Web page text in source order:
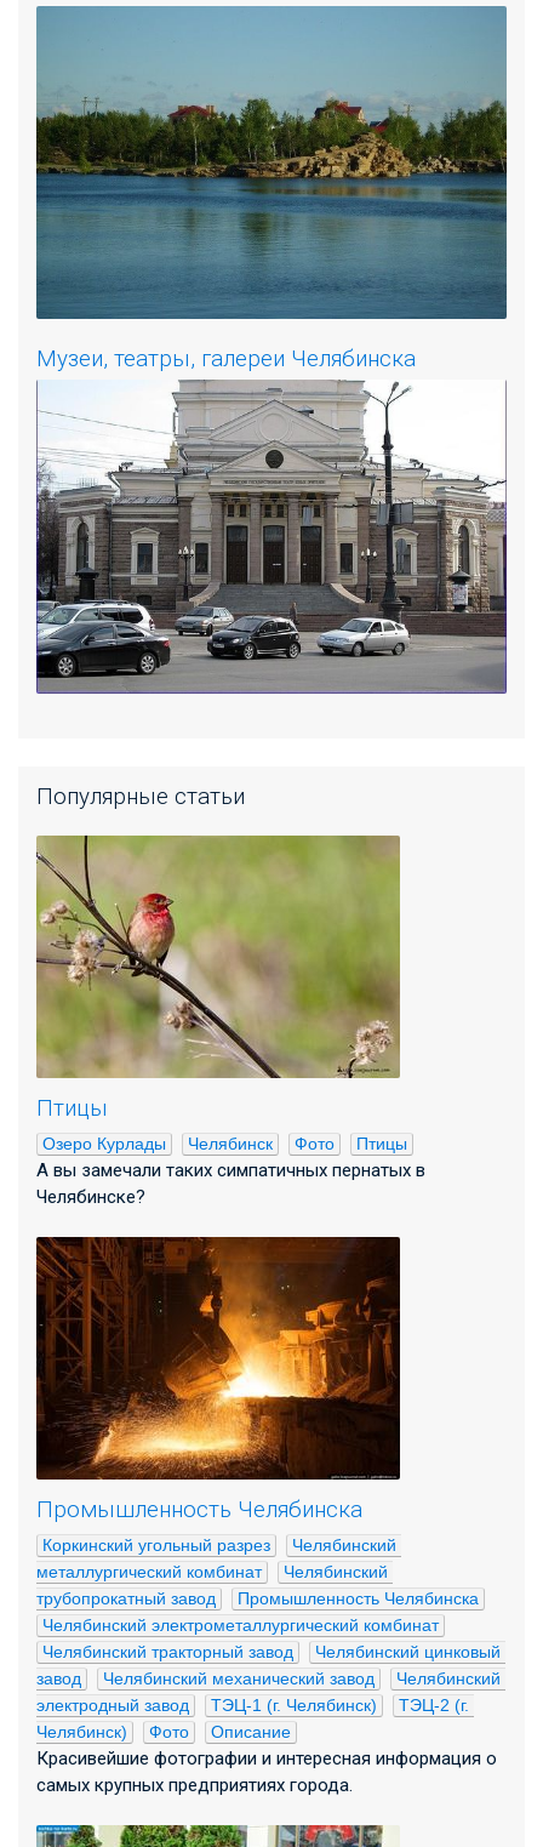
Музеи, театры, галереи Челябинска
Популярные статьи
Птицы
Озеро Курлады Челябинск Фото Птицы
А вы замечали таких симпатичных пернатых в
Челябинске?
Промышленность Челябинска
Коркинский угольный разрез
Челябинский
металлургический комбинат
Челябинский
трубопрокатный завод
Промышленность Челябинска
Челябинский электрометаллургический комбинат
Челябинский тракторный завод
Челябинский цинковый
завод
Челябинский механический завод
Челябинский
электродный завод
ТЭЦ-1 (г. Челябинск)
ТЭЦ-2 (г.
Челябинск)
Фото Описание
Красивейшие фотографии и интересная информация о
самых крупных предприятиях города.